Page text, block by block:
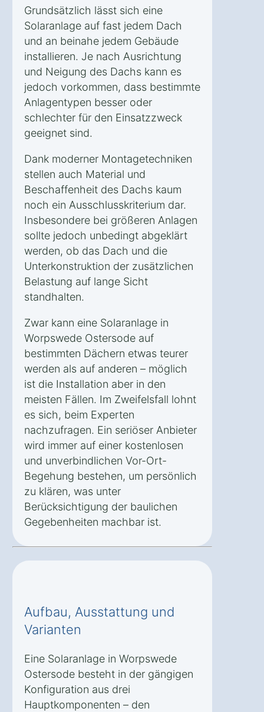
Grundsätzlich lässt sich eine
Solaranlage auf fast jedem Dach
und an beinahe jedem Gebäude
installieren. Je nach Ausrichtung
und Neigung des Dachs kann es
jedoch vorkommen, dass bestimmte
Anlagentypen besser oder
schlechter für den Einsatzzweck
geeignet sind.
Dank moderner Montagetechniken
stellen auch Material und
Beschaffenheit des Dachs kaum
noch ein Ausschlusskriterium dar.
Insbesondere bei größeren Anlagen
sollte jedoch unbedingt abgeklärt
werden, ob das Dach und die
Unterkonstruktion der zusätzlichen
Belastung auf lange Sicht
standhalten.
Zwar kann eine Solaranlage in
Worpswede Ostersode auf
bestimmten Dächern etwas teurer
werden als auf anderen – möglich
ist die Installation aber in den
meisten Fällen. Im Zweifelsfall lohnt
es sich, beim Experten
nachzufragen. Ein seriöser Anbieter
wird immer auf einer kostenlosen
und unverbindlichen Vor-Ort-
Begehung bestehen, um persönlich
zu klären, was unter
Berücksichtigung der baulichen
Gegebenheiten machbar ist.
Aufbau, Ausstattung und
Varianten
Eine Solaranlage in Worpswede
Ostersode besteht in der gängigen
Konfiguration aus drei
Hauptkomponenten – den